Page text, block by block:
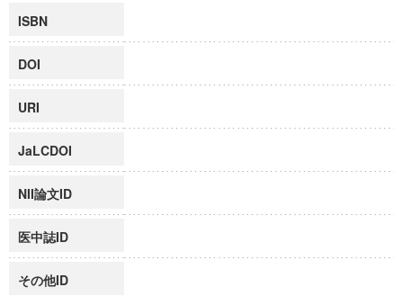
ISBN
DOI
URI
JaLCDOI
NII論文ID
医中誌ID
その他ID